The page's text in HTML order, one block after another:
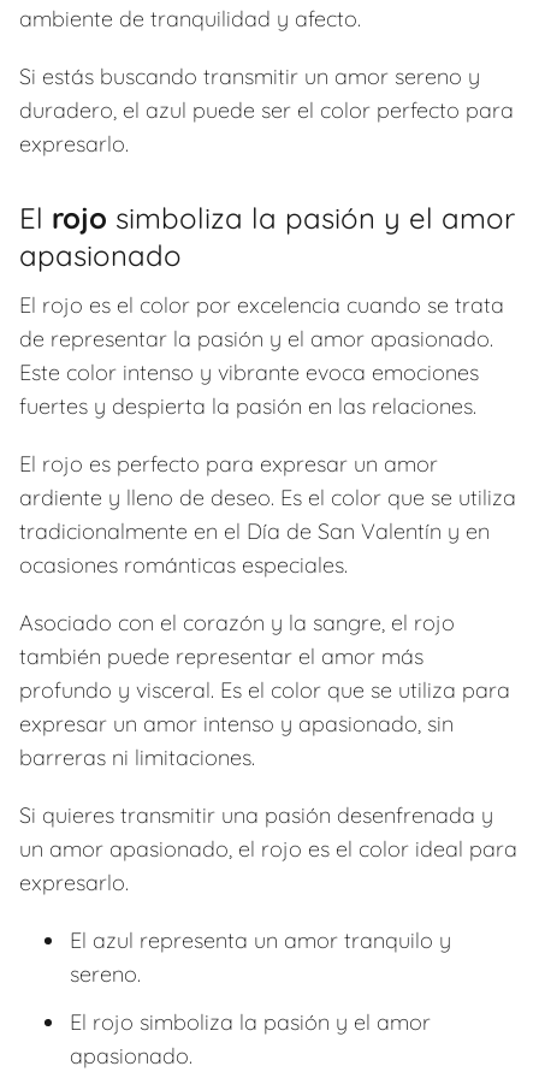
ambiente de tranquilidad y afecto.
Si estás buscando transmitir un amor sereno y
duradero, el azul puede ser el color perfecto para
expresarlo.
El rojo simboliza la pasión y el amor
apasionado
El rojo es el color por excelencia cuando se trata
de representar la pasión y el amor apasionado.
Este color intenso y vibrante evoca emociones
fuertes y despierta la pasión en las relaciones.
El rojo es perfecto para expresar un amor
ardiente y lleno de deseo. Es el color que se utiliza
tradicionalmente en el Día de San Valentín y en
ocasiones románticas especiales.
Asociado con el corazón y la sangre, el rojo
también puede representar el amor más
profundo y visceral. Es el color que se utiliza para
expresar un amor intenso y apasionado, sin
barreras ni limitaciones.
Si quieres transmitir una pasión desenfrenada y
un amor apasionado, el rojo es el color ideal para
expresarlo.
El azul representa un amor tranquilo y
sereno.
El rojo simboliza la pasión y el amor
apasionado.